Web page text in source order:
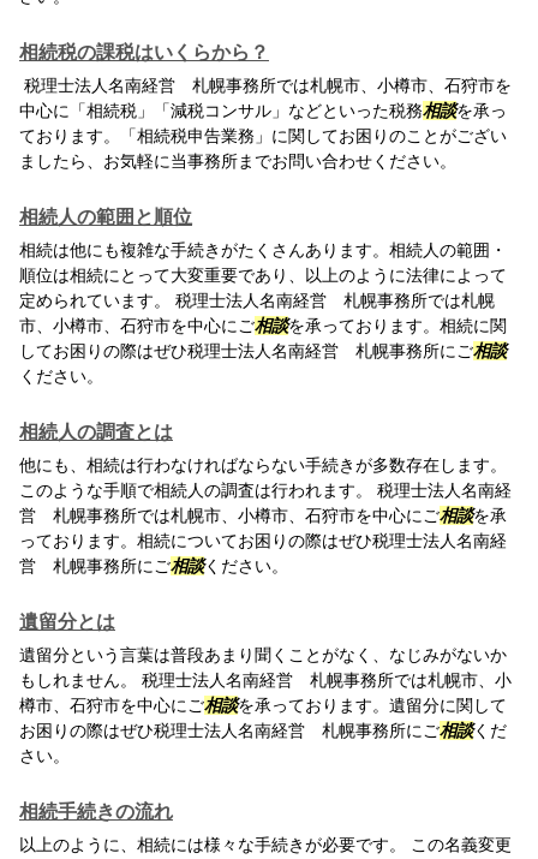
相続税の課税はいくらから？
税理士法人名南経営 札幌事務所では札幌市、小樽市、石狩市を
中心に「相続税」「減税コンサル」などといった税務相談を承っ
ております。「相続税申告業務」に関してお困りのことがござい
ましたら、お気軽に当事務所までお問い合わせください。
相続人の範囲と順位
相続は他にも複雑な手続きがたくさんあります。相続人の範囲・
順位は相続にとって大変重要であり、以上のように法律によって
定められています。 税理士法人名南経営 札幌事務所では札幌
市、小樽市、石狩市を中心にご相談を承っております。相続に関
してお困りの際はぜひ税理士法人名南経営 札幌事務所にご相談
ください。
相続人の調査とは
他にも、相続は行わなければならない手続きが多数存在します。
このような手順で相続人の調査は行われます。 税理士法人名南経
営 札幌事務所では札幌市、小樽市、石狩市を中心にご相談を承
っております。相続についてお困りの際はぜひ税理士法人名南経
営 札幌事務所にご相談ください。
遺留分とは
遺留分という言葉は普段あまり聞くことがなく、なじみがないか
もしれません。 税理士法人名南経営 札幌事務所では札幌市、小
樽市、石狩市を中心にご相談を承っております。遺留分に関して
お困りの際はぜひ税理士法人名南経営 札幌事務所にご相談くだ
さい。
相続手続きの流れ
以上のように、相続には様々な手続きが必要です。 この名義変更